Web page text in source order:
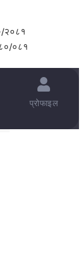
२०८१
०८१
इनबक्समा!
प्रोफाइल